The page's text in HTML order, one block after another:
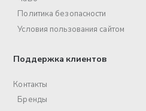
Политика безопасности
Условия пользования сайтом
Поддержка клиентов
Контакты
Бренды